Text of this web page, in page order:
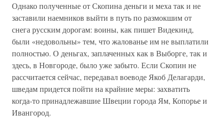
Однако полученные от Скопина деньги и меха так и не
заставили наемников выйти в путь по размокшим от
снега русским дорогам: воины, как пишет Видекинд,
были «недовольны» тем, что жалованье им не выплатили
полностью. О деньгах, заплаченных как в Выборге, так и
здесь, в Новгороде, было уже забыто. Если Скопин не
рассчитается сейчас, передавал воеводе Якоб Делагарди,
шведам придется пойти на крайние меры: захватить
когда-то принадлежавшие Швеции города Ям, Копорье и
Ивангород.